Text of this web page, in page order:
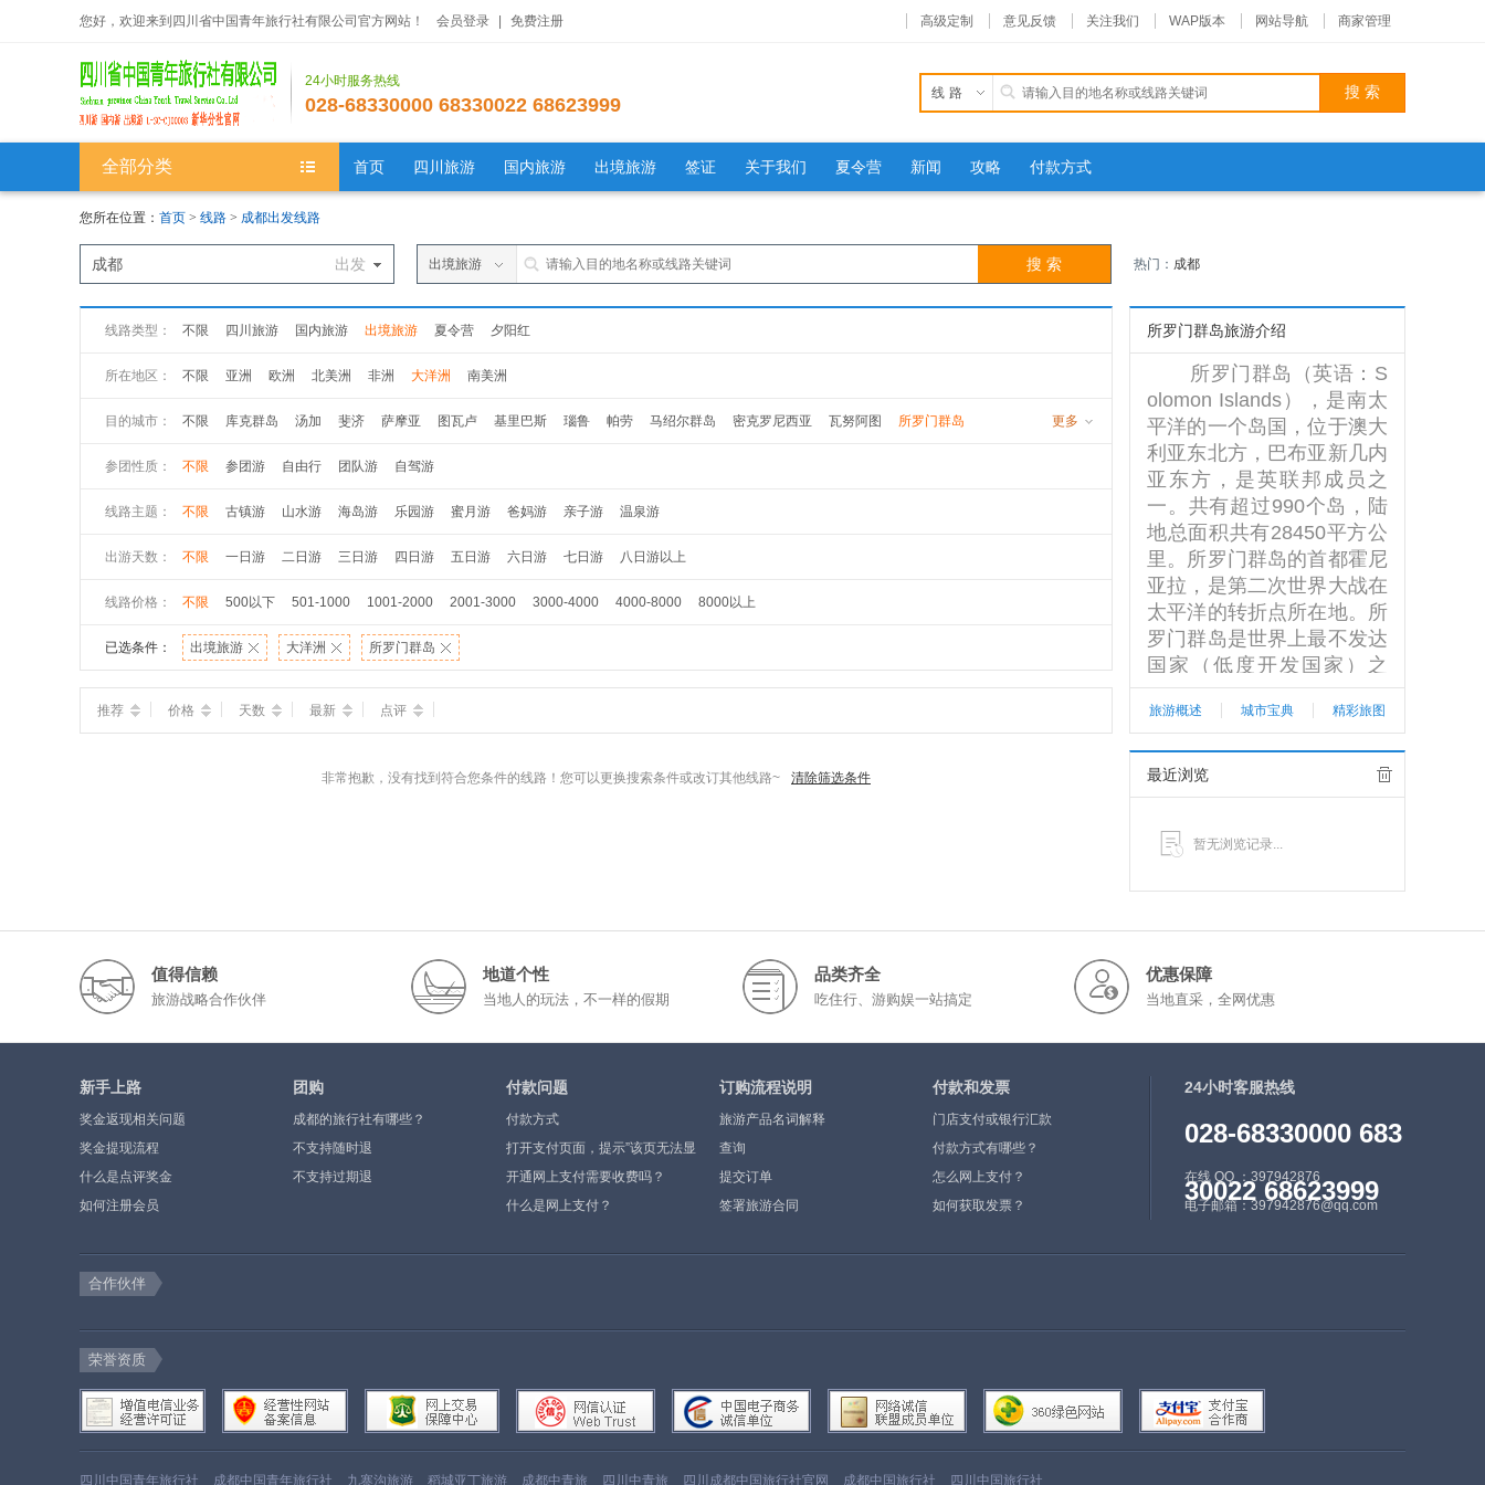
您好，欢迎来到四川省中国青年旅行社有限公司官方网站！ 会员登录 免费注册 高级定制 意见反馈 关注我们 WAP版本 网站导航 商家管理
24小时服务热线
028-68330000 68330022 68623999
线路
全部分类 首页 四川旅游 国内旅游 出境旅游 签证 关于我们 夏令营 新闻 攻略 付款方式
您所在位置： 首页 > 线路 > 成都出发线路
出发
成都 出境旅游 热门： 成都
线路类型： 不限 四川旅游 国内旅游 出境旅游 夏令营 夕阳红
所在地区： 不限 亚洲 欧洲 北美洲 非洲 大洋洲 南美洲
目的城市： 不限 库克群岛 汤加 斐济 萨摩亚 图瓦卢 基里巴斯 瑙鲁 帕劳 马绍尔群岛 密克罗尼西亚 瓦努阿图
所罗门群岛
更多
参团性质： 不限 参团游 自由行 团队游 自驾游
线路主题： 不限 古镇游 山水游 海岛游 乐园游 蜜月游 爸妈游 亲子游 温泉游
出游天数： 不限 一日游 二日游 三日游 四日游 五日游 六日游 七日游 八日游以上
线路价格： 不限 500以下 501-1000 1001-2000 2001-3000 3000-4000 4000-8000 8000以上
已选条件： 出境旅游 大洋洲 所罗门群岛
推荐 价格 天数 最新 点评
非常抱歉，没有找到符合您条件的线路！您可以更换搜索条件或改订其他线路~ 清除筛选条件
所罗门群岛旅游介绍
所罗门群岛（英语：S
olomon Islands），是南太
平洋的一个岛国，位于澳大
利亚东北方，巴布亚新几内
亚东方，是英联邦成员之
一。共有超过990个岛，陆
地总面积共有28450平方公
里。所罗门群岛的首都霍尼
亚拉，是第二次世界大战在
太平洋的转折点所在地。所
罗门群岛是世界上最不发达
国家（低度开发国家）之
一，其人类发展指数为0.61
0。大多数人口依靠务农、
捕鱼和种植为生，国民经济
以种植业、渔业和黄金开采
为主。大部分制造与石油产
发的矿产资源丰富，如铅、
岛基拉基拉以南117公里处
深度20公里。2016年12月0
9日01时38分45秒在所罗门
群岛（北纬-10.67度，东经
震，震源深度40千米。所罗
新乔治亚岛、马莱塔岛、舒
瓦瑟尔岛、圣伊萨贝尔岛、
圣克里斯托瓦尔岛、圣克鲁
斯群岛和周围许多小岛组
成。森林茂密，林地占全境
旅游概述 城市宝典 精彩旅图
最近浏览
暂无浏览记录...
值得信赖
旅游战略合作伙伴
地道个性
当地人的玩法，不一样的假期
品类齐全
吃住行、游购娱一站搞定
优惠保障
当地直采，全网优惠
新手上路
奖金返现相关问题
奖金提现流程
什么是点评奖金
如何注册会员
团购
成都的旅行社有哪些？
不支持随时退
不支持过期退
付款问题
付款方式
打开支付页面，提示”该页无法显
示”或空白页，可能是什么原因？
开通网上支付需要收费吗？
什么是网上支付？
订购流程说明
旅游产品名词解释
查询
提交订单
签署旅游合同
付款和发票
门店支付或银行汇款
付款方式有哪些？
怎么网上支付？
如何获取发票？
24小时客服热线
028-68330000 683
30022 68623999
在线 QQ ：397942876
电子邮箱：397942876@qq.com
合作伙伴
荣誉资质
四川中国青年旅行社 成都中国青年旅行社 九寨沟旅游 稻城亚丁旅游 成都中青旅 四川中青旅 四川成都中国旅行社官网 成都中国旅行社 四川中国旅行社